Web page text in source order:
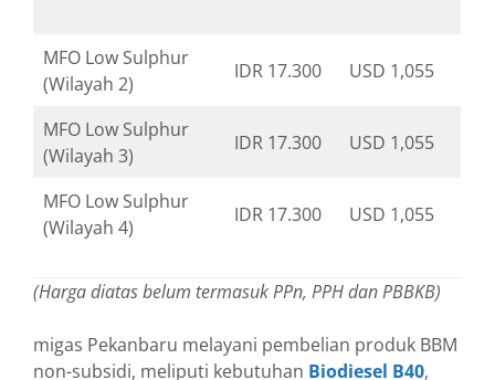
MFO Low Sulphur
(Wilayah 2)
IDR 17.300 USD 1,055
MFO Low Sulphur
(Wilayah 3)
IDR 17.300 USD 1,055
MFO Low Sulphur
(Wilayah 4)
IDR 17.300 USD 1,055
(Harga diatas belum termasuk PPn, PPH dan PBBKB)
migas Pekanbaru melayani pembelian produk BBM
non-subsidi, meliputi kebutuhan Biodiesel B40,